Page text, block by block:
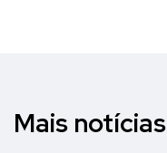
Mais notícias